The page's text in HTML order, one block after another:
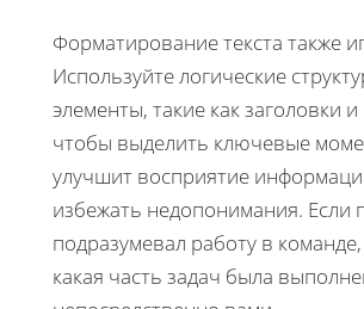
Форматирование текста также
Используйте логические
элементы, такие как заголовки и
чтобы выделить ключевые
улучшит восприятие
избежать недопонимания. Если
подразумевал работу в
какая часть задач была